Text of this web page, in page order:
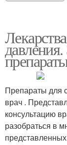
Препараты для
врач .
консультацию
разобраться в